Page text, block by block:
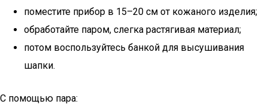
поместите прибор в 15–20 см от кожаного изделия;
обработайте паром, слегка растягивая материал;
потом воспользуйтесь банкой для высушивания
шапки.
С помощью пара: